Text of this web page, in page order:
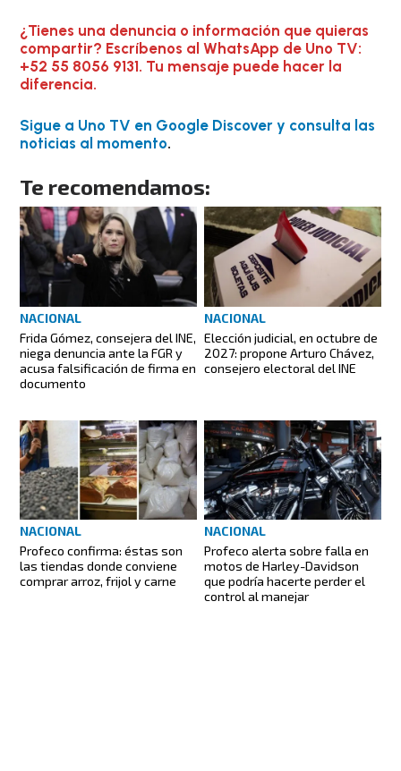
¿Tienes una denuncia o información que quieras
compartir? Escríbenos al WhatsApp de Uno TV:
+52 55 8056 9131. Tu mensaje puede hacer la
diferencia.
Sigue a Uno TV en Google Discover y consulta las
noticias al momento.
Te recomendamos:
NACIONAL
Frida Gómez, consejera del INE,
niega denuncia ante la FGR y
acusa falsificación de firma en
documento
NACIONAL
Elección judicial, en octubre de
2027: propone Arturo Chávez,
consejero electoral del INE
NACIONAL
Profeco confirma: éstas son
las tiendas donde conviene
comprar arroz, frijol y carne
NACIONAL
Profeco alerta sobre falla en
motos de Harley-Davidson
que podría hacerte perder el
control al manejar